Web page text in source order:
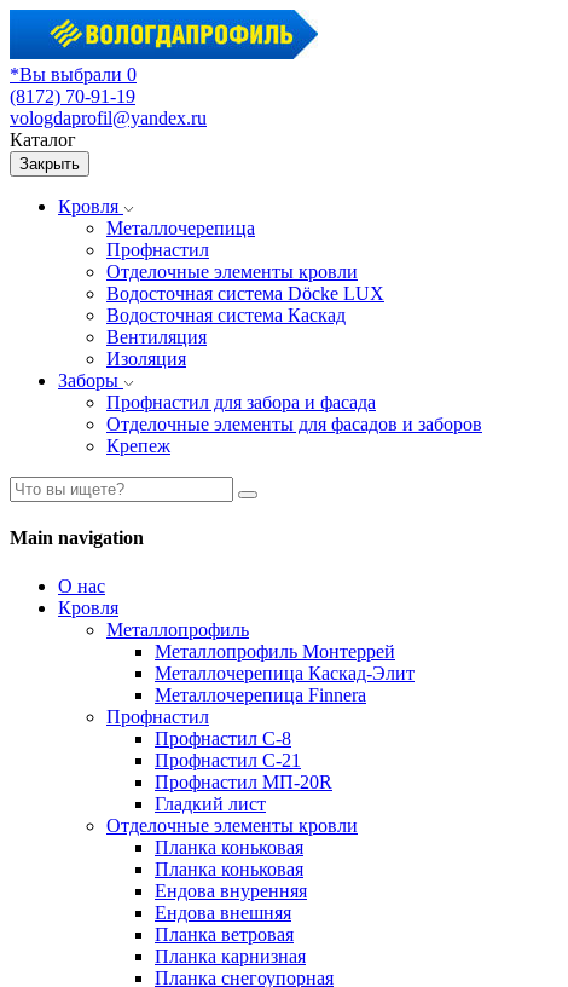
*Вы выбрали 0
(8172) 70-91-19
vologdaprofil@yandex.ru
Каталог
Закрыть
Кровля
Металлочерепица
Профнастил
Отделочные элементы кровли
Водосточная система Döcke LUX
Водосточная система Каскад
Вентиляция
Изоляция
Заборы
Профнастил для забора и фасада
Отделочные элементы для фасадов и заборов
Крепеж
Main navigation
О нас
Кровля
Металлопрофиль
Металлопрофиль Монтеррей
Металлочерепица Каскад-Элит
Металлочерепица Finnera
Профнастил
Профнастил С-8
Профнастил С-21
Профнастил МП-20R
Гладкий лист
Отделочные элементы кровли
Планка коньковая
Планка коньковая
Ендова внуренняя
Ендова внешняя
Планка ветровая
Планка карнизная
Планка снегоупорная